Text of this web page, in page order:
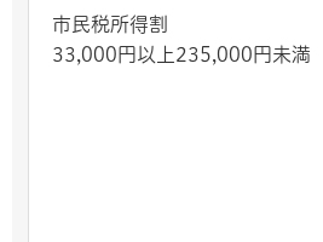
市民税所得割
33,000円以上235,000円未満